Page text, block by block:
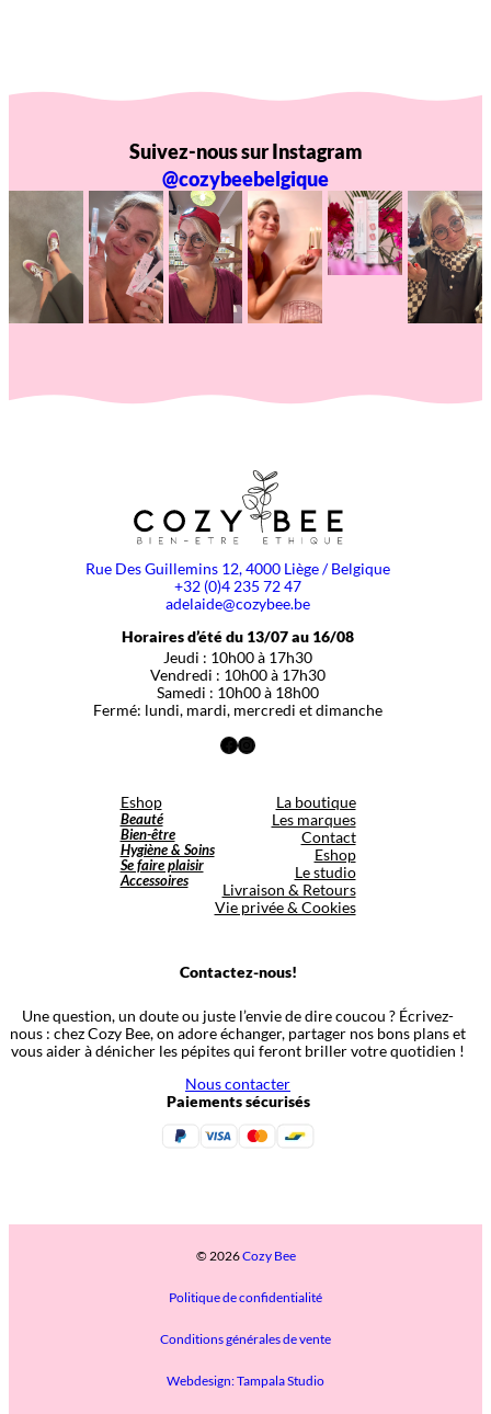
Suivez-nous sur Instagram
@cozybeebelgique
Rue Des Guillemins 12, 4000 Liège / Belgique
+32 (0)4 235 72 47
adelaide@cozybee.be
Horaires d’été du 13/07 au 16/08
Jeudi : 10h00 à 17h30
Vendredi : 10h00 à 17h30
Samedi : 10h00 à 18h00
Fermé: lundi, mardi, mercredi et dimanche
Facebook
Instagram
Eshop
Beauté
Bien-être
Hygiène & Soins
Se faire plaisir
Accessoires
La boutique
Les marques
Contact
Eshop
Le studio
Livraison & Retours
Vie privée & Cookies
Contactez-nous!
Une question, un doute ou juste l’envie de dire coucou ? Écrivez-
nous : chez Cozy Bee, on adore échanger, partager nos bons plans et
vous aider à dénicher les pépites qui feront briller votre quotidien !
Nous contacter
Paiements sécurisés
© 2026Cozy Bee
Politique de confidentialité
Conditions générales de vente
Webdesign: Tampala Studio